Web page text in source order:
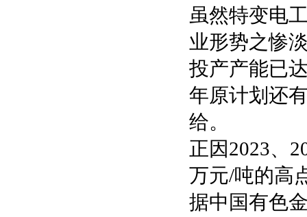
虽然特变电
业形势之惨
投产产能已
年原计划还
给。
正因2023、
万元/吨的高
据中国有色